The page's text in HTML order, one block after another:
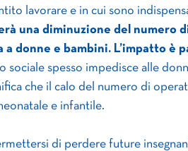
lavorare e in cui sono
una diminuzione del numero
a donne e bambini. L’impatto
sociale spesso impedisce alle
che il calo del numero di
e infantile.
di perdere future